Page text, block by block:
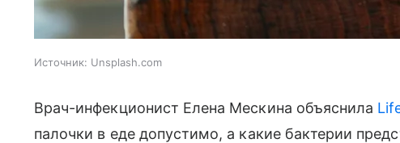
Источник: Unsplash.com
Врач-инфекционист Елена Мескина объяснила
палочки в еде допустимо, а какие бактерии